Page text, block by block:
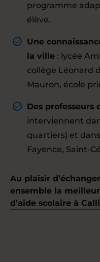
programme
élève.
Une
la ville : lycée
collège Léonard
Mauron, école
Des professeurs
interviennent
quartiers) et
Fayence, Saint-
Au plaisir
ensemble la
d'aide scolaire à